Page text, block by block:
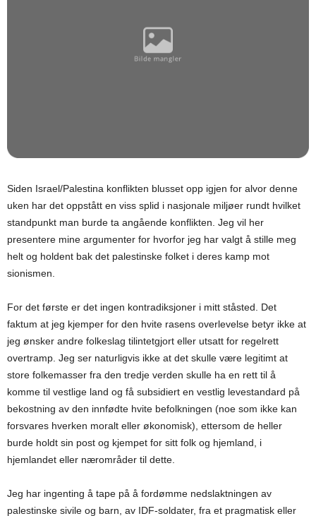
Siden Israel/Palestina konflikten blusset opp igjen for alvor denne
uken har det oppstått en viss splid i nasjonale miljøer rundt hvilket
standpunkt man burde ta angående konflikten. Jeg vil her
presentere mine argumenter for hvorfor jeg har valgt å stille meg
helt og holdent bak det palestinske folket i deres kamp mot
sionismen.
For det første er det ingen kontradiksjoner i mitt ståsted. Det
faktum at jeg kjemper for den hvite rasens overlevelse betyr ikke at
jeg ønsker andre folkeslag tilintetgjort eller utsatt for regelrett
overtramp. Jeg ser naturligvis ikke at det skulle være legitimt at
store folkemasser fra den tredje verden skulle ha en rett til å
komme til vestlige land og få subsidiert en vestlig levestandard på
bekostning av den innfødte hvite befolkningen (noe som ikke kan
forsvares hverken moralt eller økonomisk), ettersom de heller
burde holdt sin post og kjempet for sitt folk og hjemland, i
hjemlandet eller nærområder til dette.
Jeg har ingenting å tape på å fordømme nedslaktningen av
palestinske sivile og barn, av IDF-soldater, fra et pragmatisk eller